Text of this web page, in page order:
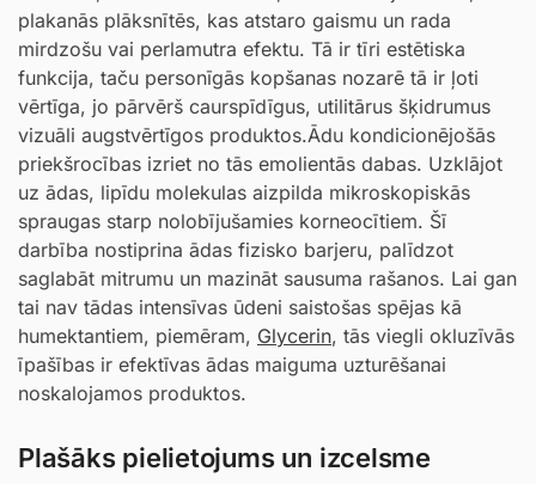
plakanās plāksnītēs, kas atstaro gaismu un rada
mirdzošu vai perlamutra efektu. Tā ir tīri estētiska
funkcija, taču personīgās kopšanas nozarē tā ir ļoti
vērtīga, jo pārvērš caurspīdīgus, utilitārus šķidrumus
vizuāli augstvērtīgos produktos.Ādu kondicionējošās
priekšrocības izriet no tās emolientās dabas. Uzklājot
uz ādas, lipīdu molekulas aizpilda mikroskopiskās
spraugas starp nolobījušamies korneocītiem. Šī
darbība nostiprina ādas fizisko barjeru, palīdzot
saglabāt mitrumu un mazināt sausuma rašanos. Lai gan
tai nav tādas intensīvas ūdeni saistošas spējas kā
humektantiem, piemēram, Glycerin, tās viegli okluzīvās
īpašības ir efektīvas ādas maiguma uzturēšanai
noskalojamos produktos.
Plašāks pielietojums un izcelsme